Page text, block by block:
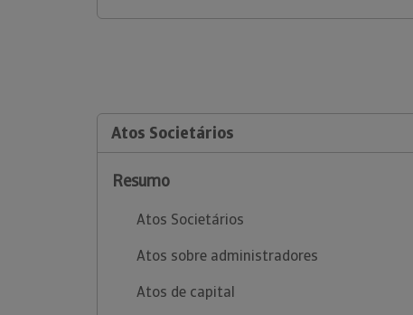
Atos Societários
Resumo
Atos Societários
Atos sobre administradores
Atos de capital